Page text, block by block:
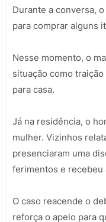
Durante a conversa,
para comprar alguns
Nesse momento, o
situação como
para casa.
Já na residência, o
mulher. Vizinhos
presenciaram uma
ferimentos e recebeu
O caso reacende o
reforça o apelo para